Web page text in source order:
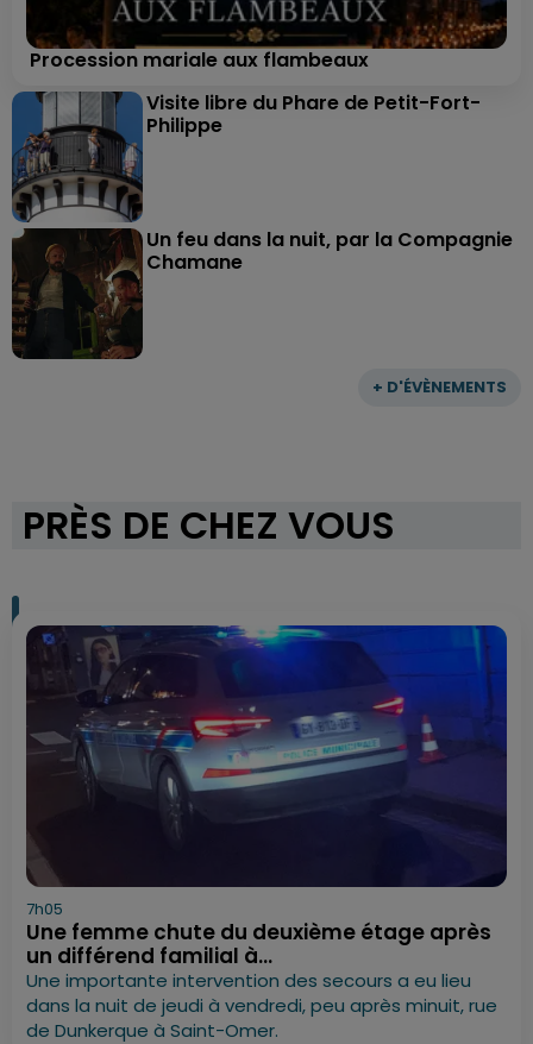
+ D'ÉVÈNEMENTS
Procession mariale aux flambeaux
Visite libre du Phare de Petit-Fort-
Philippe
Un feu dans la nuit, par la Compagnie
Chamane
PRÈS DE CHEZ VOUS
7h05
Une femme chute du deuxième étage après
un différend familial à...
Une importante intervention des secours a eu lieu
dans la nuit de jeudi à vendredi, peu après minuit, rue
de Dunkerque à Saint-Omer.